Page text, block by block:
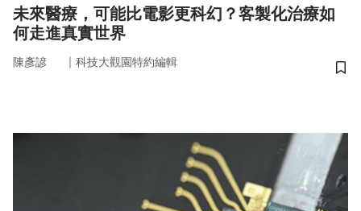
未來醫療，可能比電影更科幻？客製化治療如
何走進真實世界
陳彥諺 ｜ 科技大觀園特約編輯
儲